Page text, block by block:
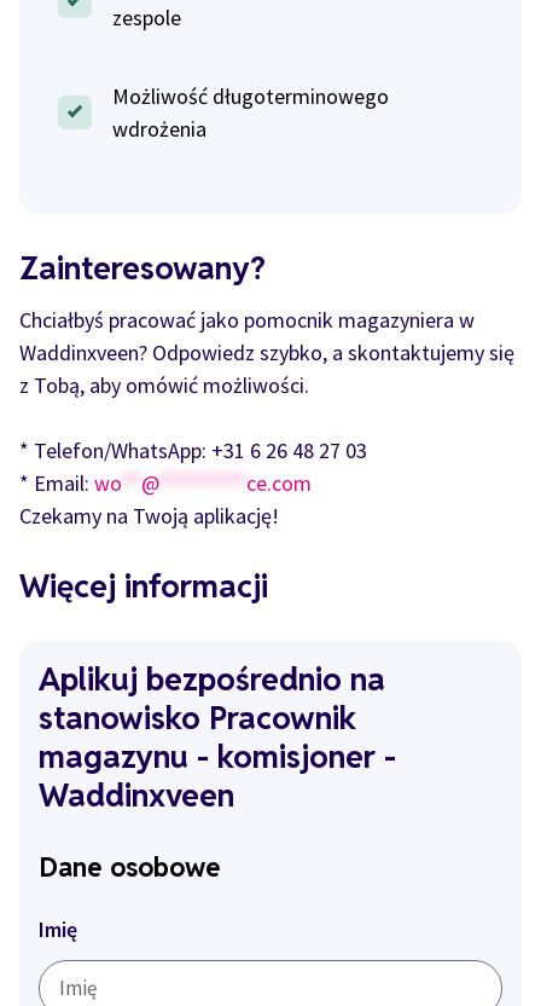
zespole
Możliwość długoterminowego
wdrożenia
Zainteresowany?
Chciałbyś pracować jako pomocnik magazyniera w
Waddinxveen? Odpowiedz szybko, a skontaktujemy się
z Tobą, aby omówić możliwości.
* Telefon/WhatsApp: +31 6 26 48 27 03
* Email: wo ** @********* ce.com
Czekamy na Twoją aplikację!
Więcej informacji
Aplikuj bezpośrednio na
stanowisko Pracownik
magazynu - komisjoner -
Waddinxveen
Dane osobowe
Imię